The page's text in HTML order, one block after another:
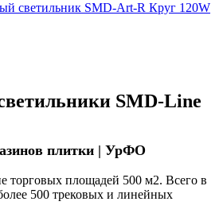
светильник SMD-Art-R Круг 120W
SMD-Line
плитки | УрФО
торговых площадей 500 м2. Всего в
500 трековых и линейных